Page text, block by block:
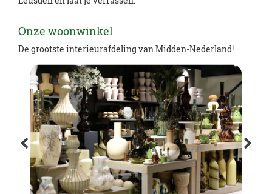
Onze woonwinkel
De grootste interieurafdeling van Midden-Nederland!